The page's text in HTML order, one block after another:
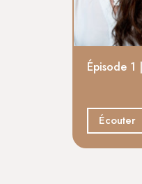
Épisode
Écouter